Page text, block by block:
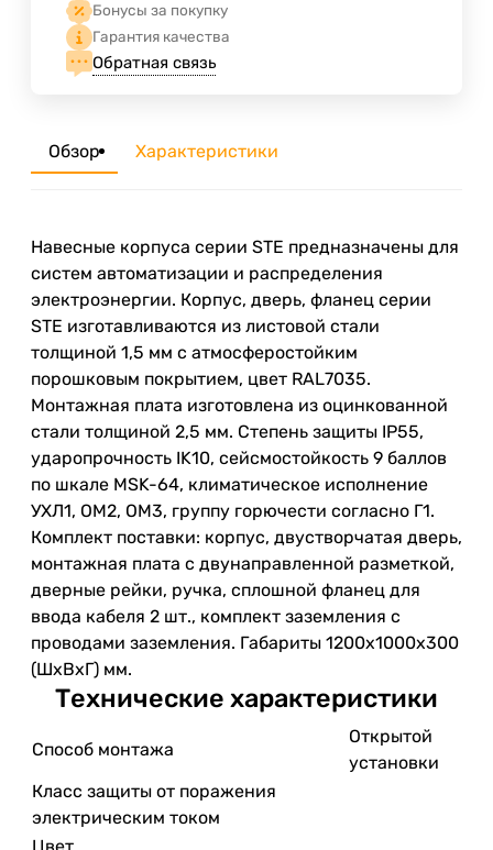
Бонусы за покупку
Гарантия качества
Обратная связь
Обзор Характеристики
Навесные корпуса серии STE предназначены для
систем автоматизации и распределения
электроэнергии. Корпус, дверь, фланец серии
STE изготавливаются из листовой стали
толщиной 1,5 мм с атмосферостойким
порошковым покрытием, цвет RAL7035.
Монтажная плата изготовлена из оцинкованной
стали толщиной 2,5 мм. Степень защиты IP55,
ударопрочность IK10, сейсмостойкость 9 баллов
по шкале MSK-64, климатическое исполнение
УХЛ1, ОМ2, ОМ3, группу горючести согласно Г1.
Комплект поставки: корпус, двустворчатая дверь,
монтажная плата с двунаправленной разметкой,
дверные рейки, ручка, сплошной фланец для
ввода кабеля 2 шт., комплект заземления с
проводами заземления. Габариты 1200x1000x300
(ШхВхГ) мм.
Технические характеристики
Способ монтажа
Открытой
установки
Класс защиты от поражения
электрическим током